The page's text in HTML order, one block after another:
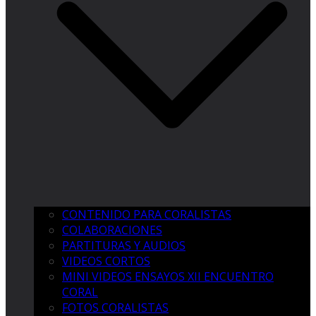
CONTENIDO PARA CORALISTAS
COLABORACIONES
PARTITURAS Y AUDIOS
VIDEOS CORTOS
MINI VIDEOS ENSAYOS XII ENCUENTRO
CORAL
FOTOS CORALISTAS